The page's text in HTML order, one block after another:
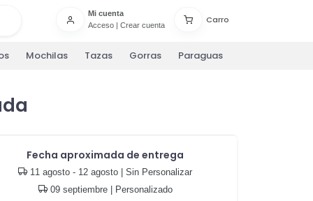
Mi cuenta
Acceso| Crear cuenta
Carro
Mochilas Tazas Gorras Paraguas
Fecha aproximada de entrega
11 agosto - 12 agosto | Sin Personalizar
09 septiembre| Personalizado